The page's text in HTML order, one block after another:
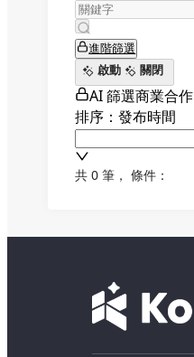
進階篩選
啟動
關閉
AI 篩選商業合
排序：發布時間
共 0 筆 ， 條件：